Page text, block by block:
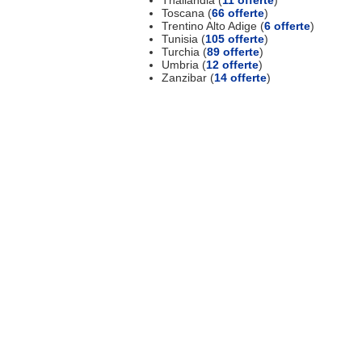
Toscana (66 offerte)
Trentino Alto Adige (6 offerte)
Tunisia (105 offerte)
Turchia (89 offerte)
Umbria (12 offerte)
Zanzibar (14 offerte)